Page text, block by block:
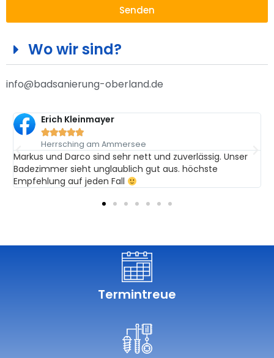
Senden
Wo wir sind?
info@badsanierung-oberland.de
Erich Kleinmayer

Herrsching am Ammersee
Markus und Darco sind sehr nett und zuverlässig. Unser
Badezimmer sieht unglaublich gut aus. höchste
Empfehlung auf jeden Fall
Termintreue